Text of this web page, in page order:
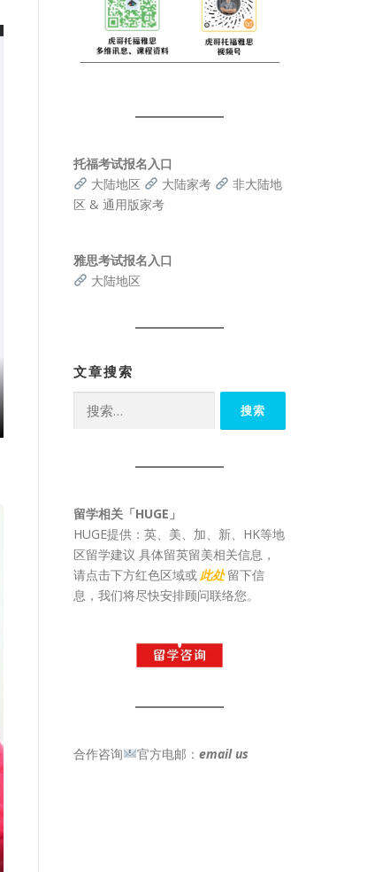
托福考试报名入口
大陆地区
大陆家考
非大陆地
区 & 通用版家考
雅思考试报名入口
大陆地区
文章搜索
索：
留学相关「HUGE」
HUGE提供：英、美、加、新、HK等地
区留学建议 具体留英留美相关信息，
请点击下方红色区域或此处 留下信
息，我们将尽快安排顾问联络您。
合作咨询 官方电邮： email us